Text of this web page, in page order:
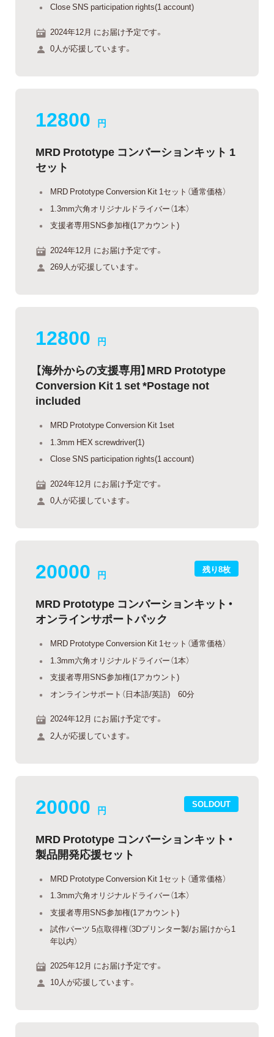
Close SNS participation rights(1 account)
2024年12月 にお届け予定です。
0人が応援しています。
12800 円
MRD Prototype コンバーションキット 1
セット
MRD Prototype Conversion Kit 1セット（通常価格）
1.3mm六角オリジナルドライバー（1本）
支援者専用SNS参加権(1アカウント)
2024年12月 にお届け予定です。
269人が応援しています。
12800 円
【海外からの支援専用】MRD Prototype
Conversion Kit 1 set *Postage not
included
MRD Prototype Conversion Kit 1set
1.3mm HEX screwdriver(1)
Close SNS participation rights(1 account)
2024年12月 にお届け予定です。
0人が応援しています。
残り8枚
20000 円
MRD Prototype コンバーションキット・
オンラインサポートパック
MRD Prototype Conversion Kit 1セット（通常価格）
1.3mm六角オリジナルドライバー（1本）
支援者専用SNS参加権(1アカウント)
オンラインサポート（日本語/英語) 60分
2024年12月 にお届け予定です。
2人が応援しています。
SOLDOUT
20000 円
MRD Prototype コンバーションキット・
製品開発応援セット
MRD Prototype Conversion Kit 1セット（通常価格）
1.3mm六角オリジナルドライバー（1本）
支援者専用SNS参加権(1アカウント)
試作パーツ 5点取得権（3Dプリンター製/お届けから1
年以内）
2025年12月 にお届け予定です。
10人が応援しています。